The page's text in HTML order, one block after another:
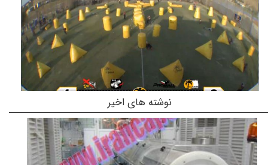
چهارمین دوره از سری سوم مسابقات لیگ پینت بال کشوری پالم ایران
نوشته های اخیر